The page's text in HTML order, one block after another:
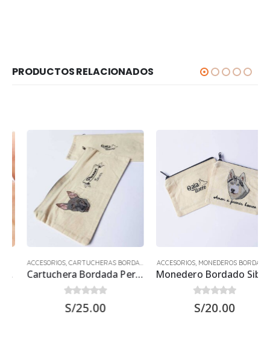
PRODUCTOS RELACIONADOS
ACCESORIOS,CARTUCHERAS BORDADAS
Cartuchera Bordada Peruano
out of 525.00
ACCESORIOS,MONEDEROS BORDADOS
Monedero Bordado Siberiano
out of 520.00